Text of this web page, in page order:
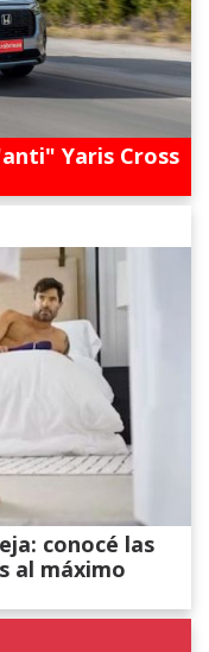
Yaris Cross
conocé las
al máximo